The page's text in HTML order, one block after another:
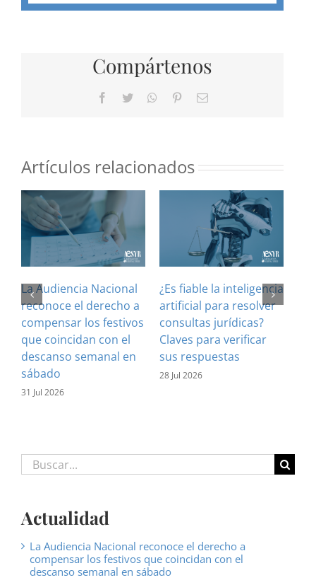
Compártenos
Facebook
Twitter WhatsApp
PinterestCorreo
Artículos relacionados
La Audiencia Nacional
reconoce el derecho a
compensar los festivos
que coincidan con el
descanso semanal en
sábado
31 Jul 2026
¿Es fiable la inteligencia
artificial para resolver
consultas jurídicas?
Claves para verificar
sus respuestas
28 Jul 2026
Buscar:
Actualidad
La Audiencia Nacional reconoce el derecho a
compensar los festivos que coincidan con el
descanso semanal en sábado